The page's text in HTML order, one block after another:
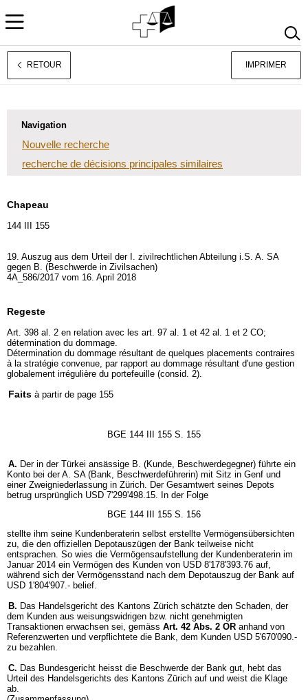
Deutsch
RETOUR IMPRIMER
Navigation
Nouvelle recherche
recherche de décisions principales similaires
Chapeau
144 III 155
19. Auszug aus dem Urteil der I. zivilrechtlichen Abteilung i.S. A. SA
gegen B. (Beschwerde in Zivilsachen)
4A_586/2017 vom 16. April 2018
Regeste
Art. 398 al. 2 en relation avec les art. 97 al. 1 et 42 al. 1 et 2 CO;
détermination du dommage.
Détermination du dommage résultant de quelques placements contraires
à la stratégie convenue, par rapport au dommage résultant d'une gestion
globalement irrégulière du portefeuille (consid. 2).
Faits à partir de page 155
BGE 144 III 155 S. 155
A. Der in der Türkei ansässige B. (Kunde, Beschwerdegegner) führte ein
Konto bei der A. SA (Bank, Beschwerdeführerin) mit Sitz in Genf und
einer Zweigniederlassung in Zürich. Der Gesamtwert seines Depots
betrug ursprünglich USD 7'299'498.15. In der Folge
BGE 144 III 155 S. 156
stellte ihm seine Kundenberaterin selbst erstellte Vermögensübersichten
zu, die den offiziellen Depotauszügen der Bank teilweise nicht
entsprachen. So wies die Vermögensaufstellung der Kundenberaterin im
Januar 2014 ein Vermögen des Kunden von USD 8'178'393.76 auf,
während sich der Vermögensstand nach dem Depotauszug der Bank auf
USD 1'804'907.- belief.
B. Das Handelsgericht des Kantons Zürich schätzte den Schaden, der
dem Kunden aus weisungswidrigen bzw. nicht genehmigten
Transaktionen erwachsen sei, gemäss Art. 42 Abs. 2 OR anhand von
Referenzwerten und verpflichtete die Bank, dem Kunden USD 5'670'090.-
zu bezahlen.
C. Das Bundesgericht heisst die Beschwerde der Bank gut, hebt das
Urteil des Handelsgerichts des Kantons Zürich auf und weist die Klage
ab.